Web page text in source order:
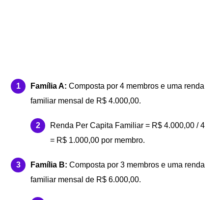
Família A: Composta por 4 membros e uma renda
familiar mensal de R$ 4.000,00.
Renda Per Capita Familiar = R$ 4.000,00 / 4
= R$ 1.000,00 por membro.
Família B: Composta por 3 membros e uma renda
familiar mensal de R$ 6.000,00.